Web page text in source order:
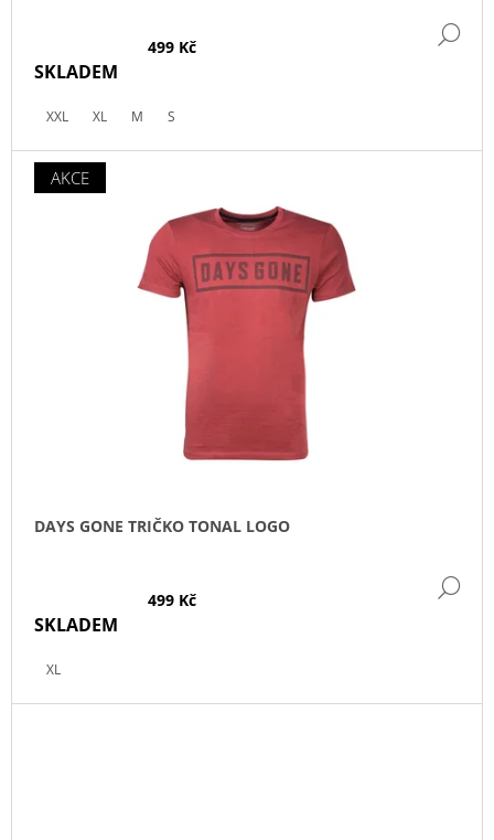
499 Kč
SKLADEM
XXL XL M S
AKCE
DAYS GONE TRIČKO TONAL LOGO
499 Kč
SKLADEM
XL